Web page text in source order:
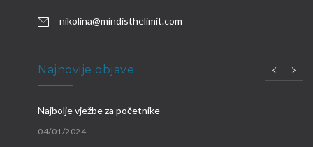
nikolina@mindisthelimit.com
Najnovije objave
Najbolje vježbe za početnike
04/01/2024